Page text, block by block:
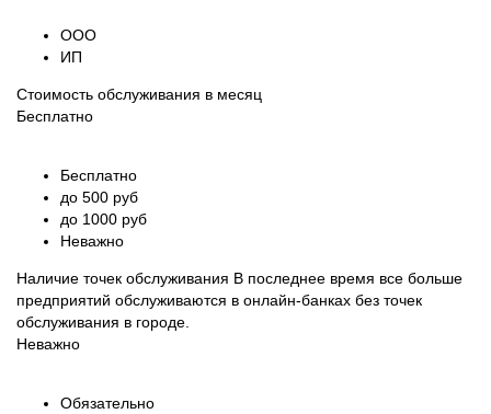
ООО
ИП
Стоимость обслуживания в месяц
Бесплатно
Бесплатно
до 500 руб
до 1000 руб
Неважно
Наличие точек обслуживания В последнее время все больше
предприятий обслуживаются в онлайн-банках без точек
обслуживания в городе.
Неважно
Обязательно